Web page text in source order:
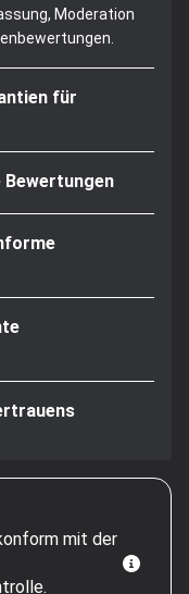
Moderation
für
mit der